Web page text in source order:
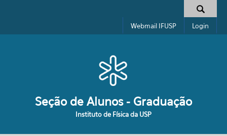
Formulário de busca
Webmail IFUSP Login
Seção de Alunos - Graduação
Instituto de Física da USP